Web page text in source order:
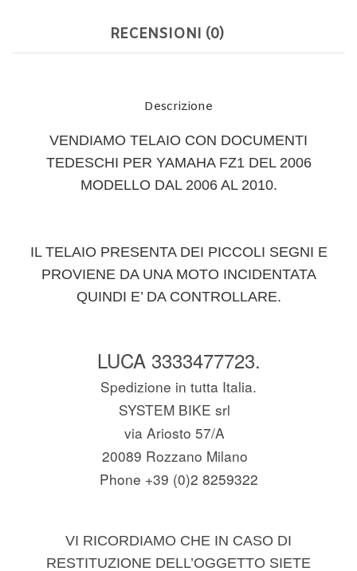
RECENSIONI (0)
Descrizione
VENDIAMO TELAIO CON DOCUMENTI
TEDESCHI PER YAMAHA FZ1 DEL 2006
MODELLO DAL 2006 AL 2010.
IL TELAIO PRESENTA DEI PICCOLI SEGNI E
PROVIENE DA UNA MOTO INCIDENTATA
QUINDI E’ DA CONTROLLARE.
LUCA 3333477723.
Spedizione in tutta Italia.
SYSTEM BIKE srl
via Ariosto 57/A
20089 Rozzano Milano
Phone +39 (0)2 8259322
VI RICORDIAMO CHE IN CASO DI
RESTITUZIONE DELL’OGGETTO SIETE